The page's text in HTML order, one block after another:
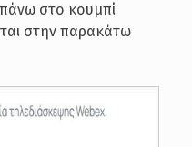
στο κουμπί
στην παρακάτω